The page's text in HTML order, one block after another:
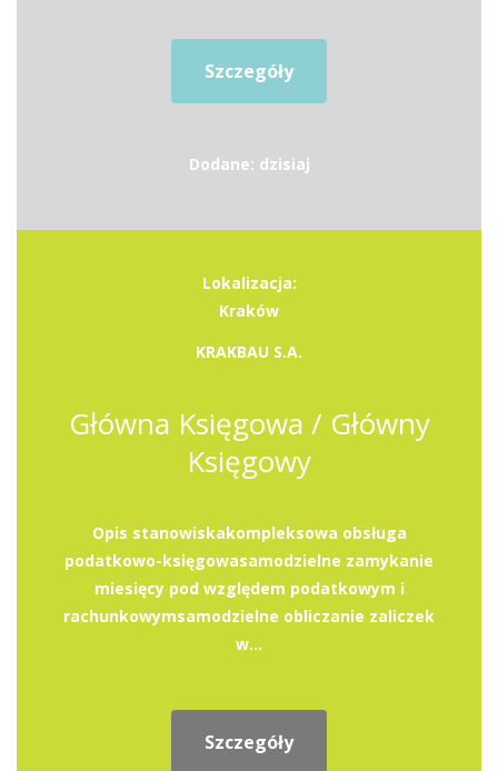
Szczegóły
Dodane: dzisiaj
Lokalizacja:
Kraków
KRAKBAU S.A.
Główna Księgowa / Główny
Księgowy
Opis stanowiskakompleksowa obsługa
podatkowo-księgowasamodzielne zamykanie
miesięcy pod względem podatkowym i
rachunkowymsamodzielne obliczanie zaliczek
w...
Szczegóły